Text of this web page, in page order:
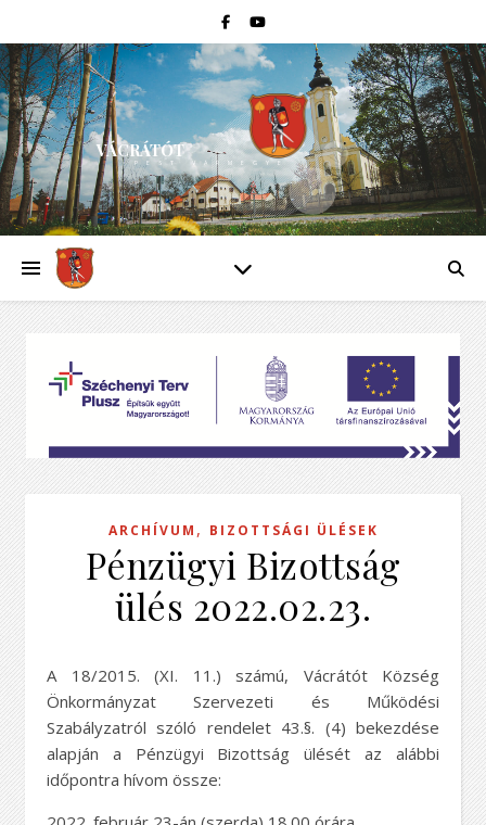
VÁCRÁTÓT
PEST VÁRMEGYE
ARCHÍVUM , BIZOTTSÁGI ÜLÉSEK
Pénzügyi Bizottság
ülés 2022.02.23.
A 18/2015. (XI. 11.) számú, Vácrátót Község
Önkormányzat Szervezeti és Működési
Szabályzatról szóló rendelet 43.§. (4) bekezdése
alapján a Pénzügyi Bizottság ülését az alábbi
időpontra hívom össze: